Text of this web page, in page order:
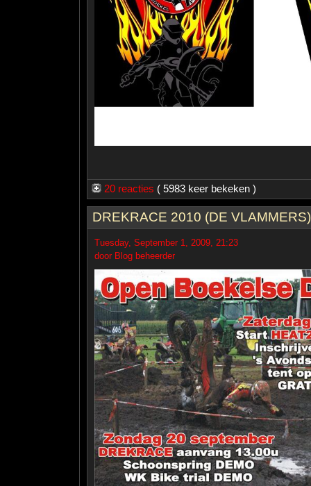
20 reacties ( 5983 keer bekeken )
DREKRACE 2010 (DE VLAMMERS)
Tuesday, September 1, 2009, 21:23
door Blog beheerder